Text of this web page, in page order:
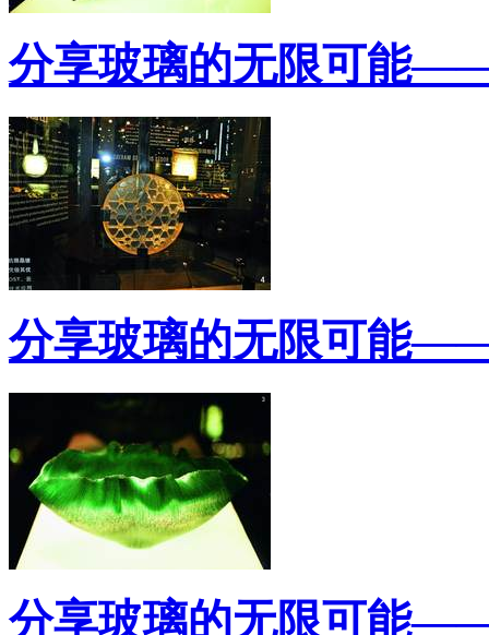
分享玻璃的无限可能
分享玻璃的无限可能
分享玻璃的无限可能